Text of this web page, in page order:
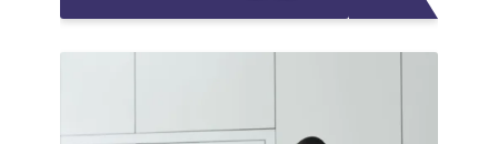
PYMES ESPAÑOLAS